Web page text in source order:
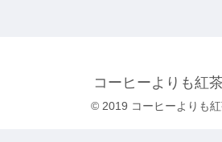
コーヒーよりも紅
© 2019 コーヒーよりも紅